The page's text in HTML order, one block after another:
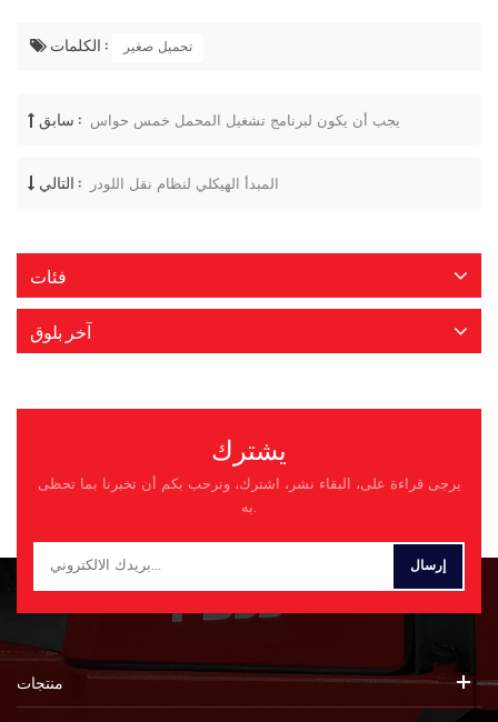
الكلمات : تحميل صغير
سابق : يجب أن يكون لبرنامج تشغيل المحمل خمس حواس
التالي : المبدأ الهيكلي لنظام نقل اللودر
فئات
آخر بلوق
يشترك
يرجى قراءة على، البقاء نشر، اشترك، ونرحب بكم أن تخبرنا بما تحظى
به.
منتجات